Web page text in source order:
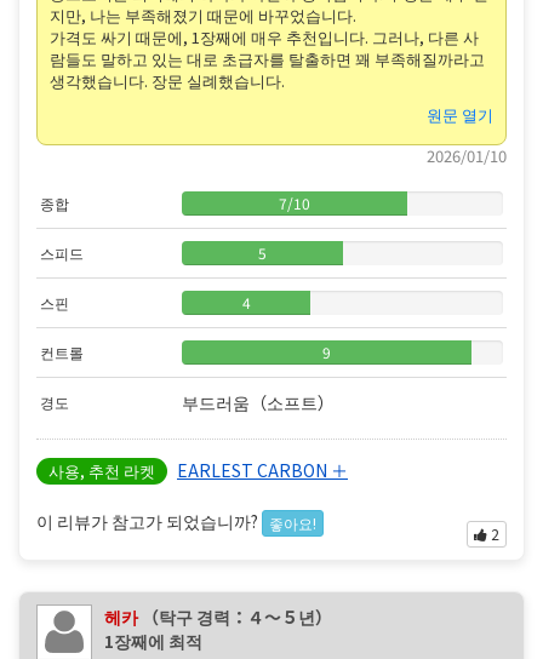
지만, 나는 부족해졌기 때문에 바꾸었습니다.
가격도 싸기 때문에, 1장째에 매우 추천입니다. 그러나, 다른 사
람들도 말하고 있는 대로 초급자를 탈출하면 꽤 부족해질까라고
생각했습니다. 장문 실례했습니다.
원문 열기
2026/01/10
종합 7/10
스피드 5
스핀 4
컨트롤 9
경도 부드러움（소프트）
사용, 추천 라켓 EARLEST CARBON ＋
이 리뷰가 참고가 되었습니까? 좋아요!
2
헤카 （탁구 경력：４〜５년）
1장째에 최적